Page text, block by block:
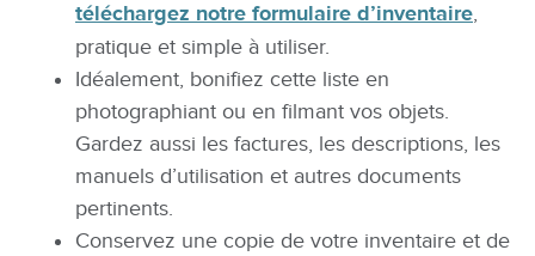
téléchargez notre formulaire d’inventaire,
pratique et simple à utiliser.
Idéalement, bonifiez cette liste en
photographiant ou en filmant vos objets.
Gardez aussi les factures, les descriptions, les
manuels d’utilisation et autres documents
pertinents.
Conservez une copie de votre inventaire et de